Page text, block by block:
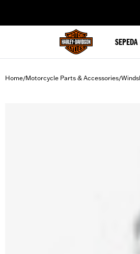
SEPEDA
Home/Motorcycle Parts & Accessories/